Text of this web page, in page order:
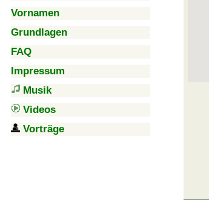
Vornamen
Grundlagen
FAQ
Impressum
Musik
Videos
Vorträge